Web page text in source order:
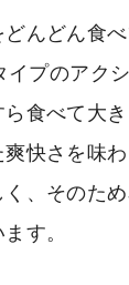
んどん食
プのアク
食べて大
快さを味
、そのため
す。